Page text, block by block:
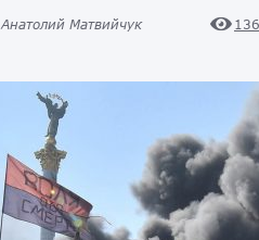
Анатолий Матвийчук